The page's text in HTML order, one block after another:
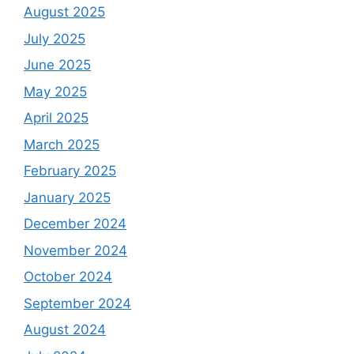
August 2025
July 2025
June 2025
May 2025
April 2025
March 2025
February 2025
January 2025
December 2024
November 2024
October 2024
September 2024
August 2024